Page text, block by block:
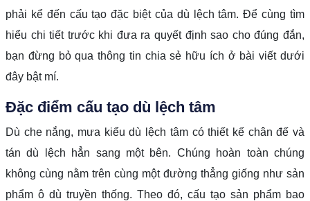
phải kể đến cấu tạo đặc biệt của dù lệch tâm. Để cùng tìm
hiểu chi tiết trước khi đưa ra quyết định sao cho đúng đắn,
bạn đừng bỏ qua thông tin chia sẻ hữu ích ở bài viết dưới
đây bật mí.
Đặc điểm cấu tạo dù lệch tâm
Dù che nắng, mưa kiểu dù lệch tâm có thiết kế chân đế và
tán dù lệch hẳn sang một bên. Chúng hoàn toàn chúng
không cùng nằm trên cùng một đường thẳng giống như sản
phẩm ô dù truyền thống. Theo đó, cấu tạo sản phẩm bao